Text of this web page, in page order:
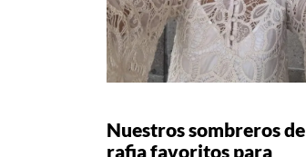
Nuestros sombreros de
rafia favoritos para